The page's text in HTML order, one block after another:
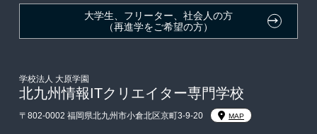
学費
東京経営大学への3年次編入学
入学前Web通信講座
大学・短期大学・公務員併願制度
大学生、フリーター、社会人の方
（再進学をご希望の方）
学校法人 大原学園
北九州情報ITクリエイター専門学校
〒802-0002 福岡県北九州市小倉北区京町3-9-20 MAP